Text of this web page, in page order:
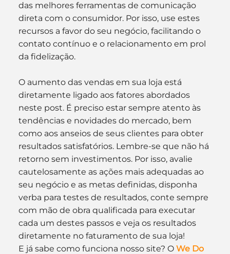
das melhores ferramentas de comunicação
direta com o consumidor. Por isso, use estes
recursos a favor do seu negócio, facilitando o
contato contínuo e o relacionamento em prol
da fidelização.
O aumento das vendas em sua loja está
diretamente ligado aos fatores abordados
neste post. É preciso estar sempre atento às
tendências e novidades do mercado, bem
como aos anseios de seus clientes para obter
resultados satisfatórios. Lembre-se que não há
retorno sem investimentos. Por isso, avalie
cautelosamente as ações mais adequadas ao
seu negócio e as metas definidas, disponha
verba para testes de resultados, conte sempre
com mão de obra qualificada para executar
cada um destes passos e veja os resultados
diretamente no faturamento de sua loja!
E já sabe como funciona nosso site? O We Do